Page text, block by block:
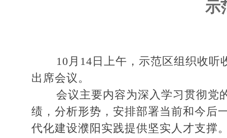
示
10月14日上午，示范区组织收听
出席会议。
会议主要内容为深入学习贯彻党的
绩，分析形势，安排部署当前和今后
代化建设濮阳实践提供坚实人才支撑